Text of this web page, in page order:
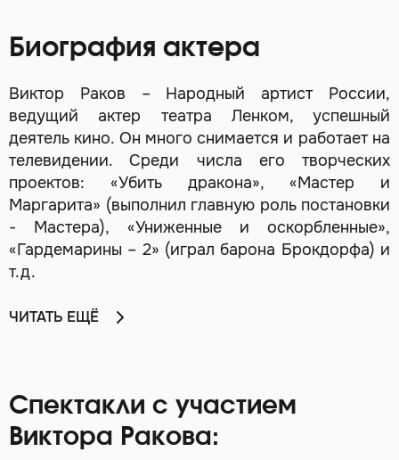
Биография актера
Виктор Раков – Народный артист России,
ведущий актер театра Ленком, успешный
деятель кино. Он много снимается и работает на
телевидении. Среди числа его творческих
проектов: «Убить дракона», «Мастер и
Маргарита» (выполнил главную роль постановки
- Мастера), «Униженные и оскорбленные»,
«Гардемарины – 2» (играл барона Брокдорфа) и
т.д.
ЧИТАТЬ ЕЩЁ
Спектакли с участием
Виктора Ракова: